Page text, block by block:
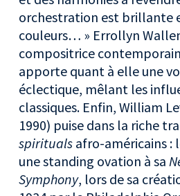
orchestration est brillante
couleurs… » Errollyn
compositrice
apporte quant à elle une
éclectique, mêlant les
classiques. Enfin, William
1990) puise dans la riche
spirituals afro-américains :
une standing ovation à sa
Symphony, lors de sa